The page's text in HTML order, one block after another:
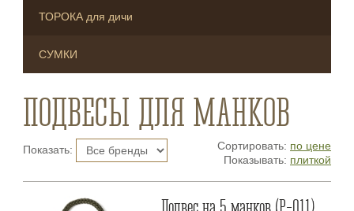
ТОРОКА для дичи
СУМКИ
ПОДВЕСЫ ДЛЯ МАНКОВ
Показать: Сортировать: по цене
Показывать: плиткой
Подвес на 5 манков (P-011)